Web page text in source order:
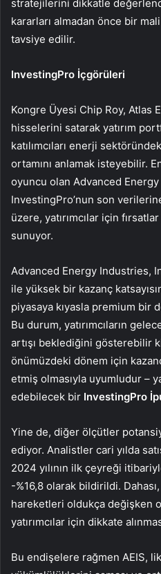
stratejilerini dikkatle
kararları almadan önce bir mali
tavsiye edilir.
InvestingPro İçgörüleri
Kongre Üyesi Chip Roy, Atlas
hisselerini satarak yatırım
katılımcıları enerji
ortamını anlamak isteyebilir.
oyuncu olan Advanced
InvestingPro’nun son
üzere, yatırımcılar için
sunuyor.
Advanced Energy Industries,
ile yüksek bir kazanç
piyasaya kıyasla premium bir
Bu durum, yatırımcıların
artışı beklediğini gösterebilir
önümüzdeki dönem için
etmiş olmasıyla uyumludur –
edebilecek bir InvestingPro
Yine de, diğer ölçütler
ediyor. Analistler cari yılda
2024 yılının ilk çeyreği
-%16,8 olarak bildirildi.
hareketleri oldukça değişken
yatırımcılar için dikkate
Bu endişelere rağmen AEIS,